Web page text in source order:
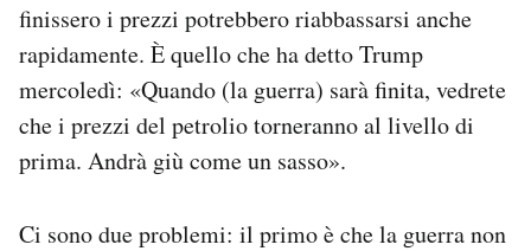
finissero i prezzi potrebbero riabbassarsi anche
rapidamente. È quello che ha detto Trump
mercoledì: «Quando (la guerra) sarà finita, vedrete
che i prezzi del petrolio torneranno al livello di
prima. Andrà giù come un sasso».
Ci sono due problemi: il primo è che la guerra non